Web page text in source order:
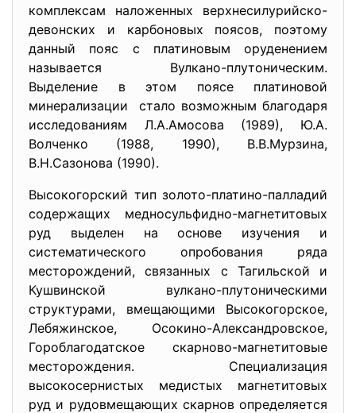
комплексам наложенных верхнесилурийско-
девонских и карбоновых поясов, поэтому
данный пояс с платиновым оруденением
называется Вулкано-плутоническим.
Выделение в этом поясе платиновой
минерализации стало возможным благодаря
исследованиям Л.А.Амосова (1989), Ю.А.
Волченко (1988, 1990), В.В.Мурзина,
В.Н.Сазонова (1990).
Высокогорский тип золото-платино-палладий
содержащих медносульфидно-магнетитовых
руд выделен на основе изучения и
систематического опробования ряда
месторождений, связанных с Тагильской и
Кушвинской вулкано-плутоническими
структурами, вмещающими Высокогорское,
Лебяжинское, Осокино-Александровское,
Гороблагодатское скарново-магнетитовые
месторождения. Специализация
высокосернистых медистых магнетитовых
руд и рудовмещающих скарнов определяется